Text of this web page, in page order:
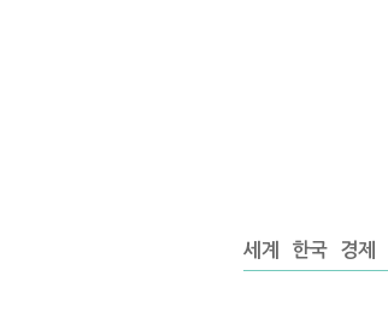
세계 한국 경제